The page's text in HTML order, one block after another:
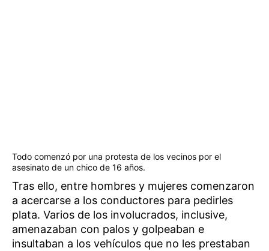
Todo comenzó por una protesta de los vecinos por el
asesinato de un chico de 16 años.
Tras ello, entre hombres y mujeres comenzaron
a acercarse a los conductores para pedirles
plata. Varios de los involucrados, inclusive,
amenazaban con palos y golpeaban e
insultaban a los vehículos que no les prestaban